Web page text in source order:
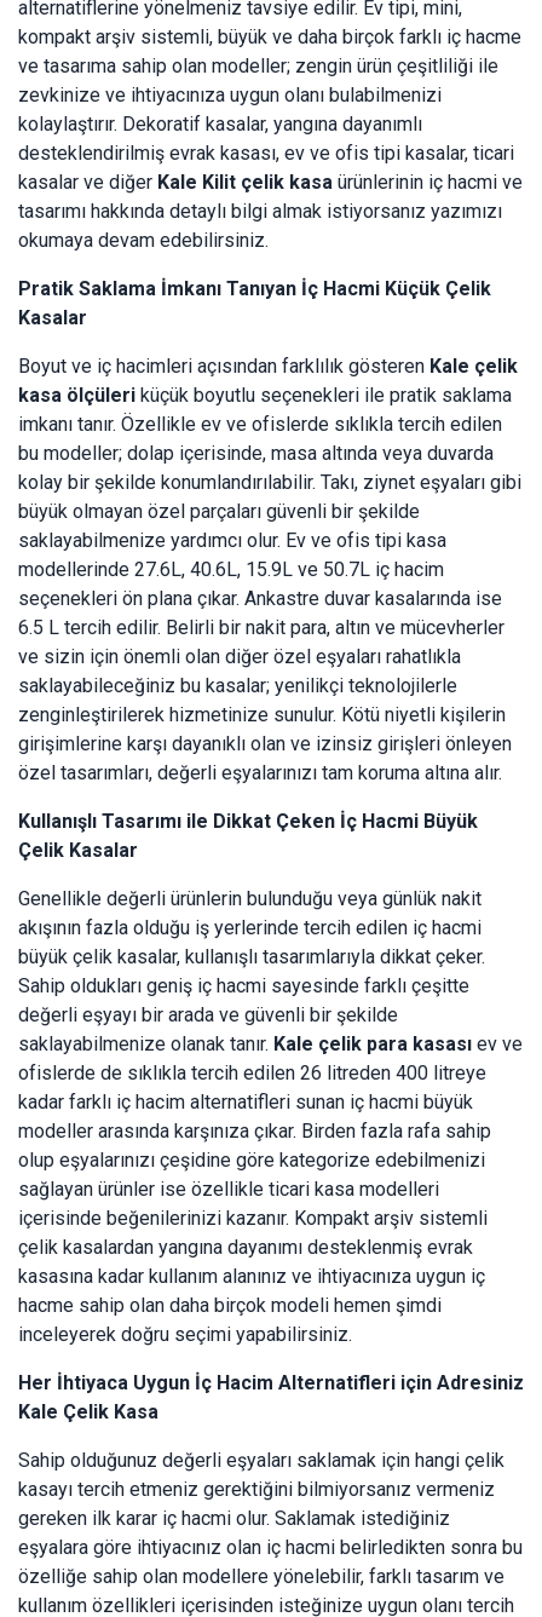
alternatiflerine yönelmeniz tavsiye edilir. Ev tipi, mini,
kompakt arşiv sistemli, büyük ve daha birçok farklı iç hacme
ve tasarıma sahip olan modeller; zengin ürün çeşitliliği ile
zevkinize ve ihtiyacınıza uygun olanı bulabilmenizi
kolaylaştırır. Dekoratif kasalar, yangına dayanımlı
desteklendirilmiş evrak kasası, ev ve ofis tipi kasalar, ticari
kasalar ve diğer Kale Kilit çelik kasa ürünlerinin iç hacmi ve
tasarımı hakkında detaylı bilgi almak istiyorsanız yazımızı
okumaya devam edebilirsiniz.
Pratik Saklama İmkanı Tanıyan İç Hacmi Küçük Çelik
Kasalar
Boyut ve iç hacimleri açısından farklılık gösteren Kale çelik
kasa ölçüleri küçük boyutlu seçenekleri ile pratik saklama
imkanı tanır. Özellikle ev ve ofislerde sıklıkla tercih edilen
bu modeller; dolap içerisinde, masa altında veya duvarda
kolay bir şekilde konumlandırılabilir. Takı, ziynet eşyaları gibi
büyük olmayan özel parçaları güvenli bir şekilde
saklayabilmenize yardımcı olur. Ev ve ofis tipi kasa
modellerinde 27.6L, 40.6L, 15.9L ve 50.7L iç hacim
seçenekleri ön plana çıkar. Ankastre duvar kasalarında ise
6.5 L tercih edilir. Belirli bir nakit para, altın ve mücevherler
ve sizin için önemli olan diğer özel eşyaları rahatlıkla
saklayabileceğiniz bu kasalar; yenilikçi teknolojilerle
zenginleştirilerek hizmetinize sunulur. Kötü niyetli kişilerin
girişimlerine karşı dayanıklı olan ve izinsiz girişleri önleyen
özel tasarımları, değerli eşyalarınızı tam koruma altına alır.
Kullanışlı Tasarımı ile Dikkat Çeken İç Hacmi Büyük
Çelik Kasalar
Genellikle değerli ürünlerin bulunduğu veya günlük nakit
akışının fazla olduğu iş yerlerinde tercih edilen iç hacmi
büyük çelik kasalar, kullanışlı tasarımlarıyla dikkat çeker.
Sahip oldukları geniş iç hacmi sayesinde farklı çeşitte
değerli eşyayı bir arada ve güvenli bir şekilde
saklayabilmenize olanak tanır. Kale çelik para kasası ev ve
ofislerde de sıklıkla tercih edilen 26 litreden 400 litreye
kadar farklı iç hacim alternatifleri sunan iç hacmi büyük
modeller arasında karşınıza çıkar. Birden fazla rafa sahip
olup eşyalarınızı çeşidine göre kategorize edebilmenizi
sağlayan ürünler ise özellikle ticari kasa modelleri
içerisinde beğenilerinizi kazanır. Kompakt arşiv sistemli
çelik kasalardan yangına dayanımı desteklenmiş evrak
kasasına kadar kullanım alanınız ve ihtiyacınıza uygun iç
hacme sahip olan daha birçok modeli hemen şimdi
inceleyerek doğru seçimi yapabilirsiniz.
Her İhtiyaca Uygun İç Hacim Alternatifleri için Adresiniz
Kale Çelik Kasa
Sahip olduğunuz değerli eşyaları saklamak için hangi çelik
kasayı tercih etmeniz gerektiğini bilmiyorsanız vermeniz
gereken ilk karar iç hacmi olur. Saklamak istediğiniz
eşyalara göre ihtiyacınız olan iç hacmi belirledikten sonra bu
özelliğe sahip olan modellere yönelebilir, farklı tasarım ve
kullanım özellikleri içerisinden isteğinize uygun olanı tercih